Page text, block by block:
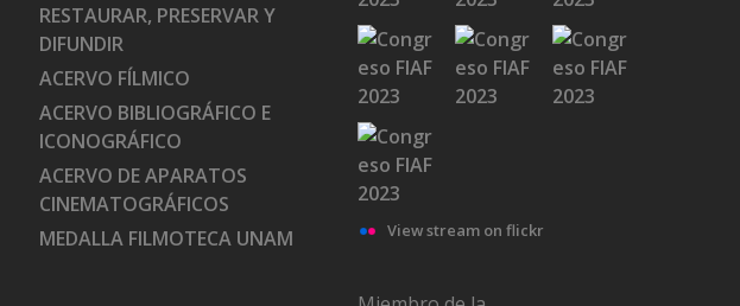
RESTAURAR, PRESERVAR Y
DIFUNDIR
ACERVO FÍLMICO
ACERVO BIBLIOGRÁFICO E
ICONOGRÁFICO
ACERVO DE APARATOS
CINEMATOGRÁFICOS
MEDALLA FILMOTECA UNAM
View stream on flickr